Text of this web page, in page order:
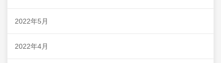
2022年5月
2022年4月